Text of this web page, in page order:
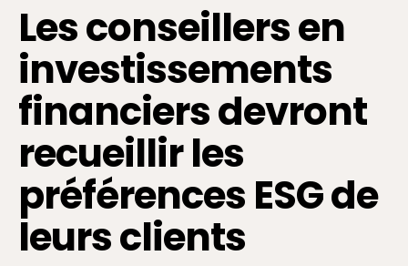
Les conseillers en
investissements
financiers devront
recueillir les
préférences ESG de
leurs clients